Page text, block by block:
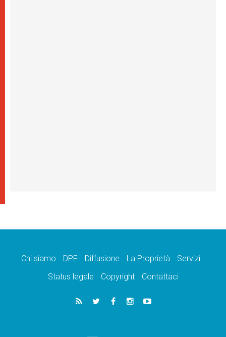
Chi siamo DPF Diffusione La Proprietà
Servizi
Status legale
Copyright Contattaci